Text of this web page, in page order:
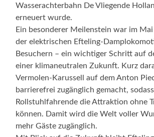
Wasserachterbahn De Vliegende
erneuert wurde.
Ein besonderer Meilenstein war im
der elektrischen Efteling-
Besuchern – ein wichtiger Schritt auf
einer klimaneutralen Zukunft. Kurz
Vermolen-Karussell auf dem Anton
barrierefrei zugänglich gemacht, sodass
Rollstuhlfahrende die Attraktion ohne
können. Damit wird die Welt voller
mehr Gäste zugänglich.